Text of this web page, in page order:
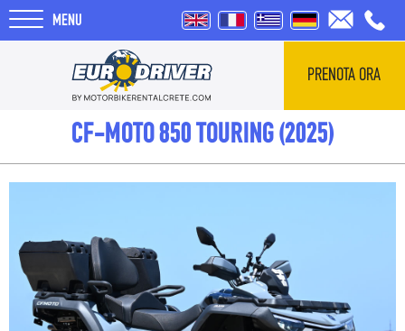
MENU
PRENOTA ORA
NOLEGGI
RECENSIONI
CF-MOTO 850 TOURING (2025)